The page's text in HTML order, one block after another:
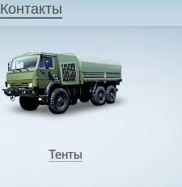
Контакты
Тенты